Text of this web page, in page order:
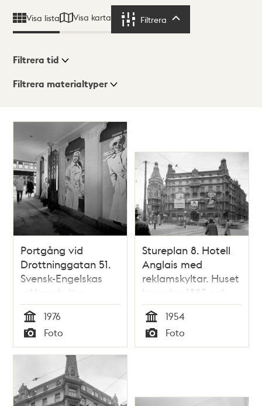
Visa lista Visa karta Filtrera
Visningsläge
Lista
Karta
Filtrera tid
Filtrera materialtyper
Portgång vid
Drottninggatan 51.
Svensk-Engelskas
reklamskyltar
Tid
1976
Typ
Foto
Stureplan 8. Hotell
Anglais med
reklamskyltar. Huset
byggdes 1883 och
revs 1955. T.v.
Stureplan 10 (byggt
1900). Ledningar till
trådbussar korsar
Tid
1954
Typ
Foto